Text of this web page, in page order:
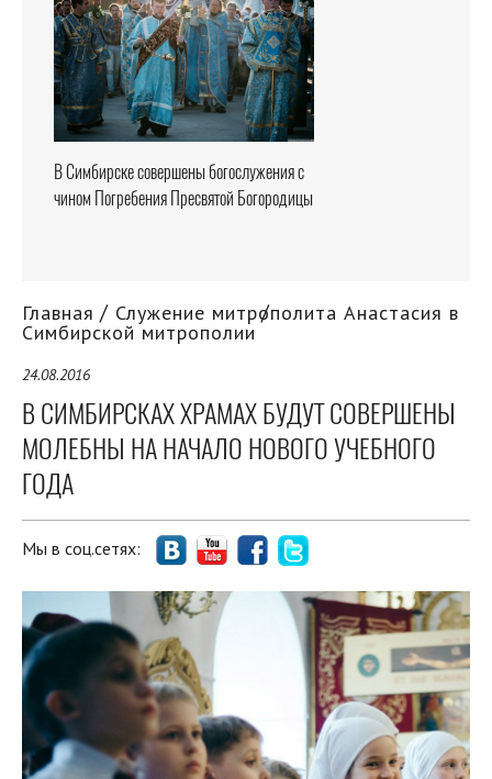
В Симбирске совершены богослужения с
чином Погребения Пресвятой Богородицы
Главная Служение митрополита Анастасия в
Симбирской митрополии
24.08.2016
В СИМБИРСКАХ ХРАМАХ БУДУТ СОВЕРШЕНЫ
МОЛЕБНЫ НА НАЧАЛО НОВОГО УЧЕБНОГО
ГОДА
Мы в соц.сетях: